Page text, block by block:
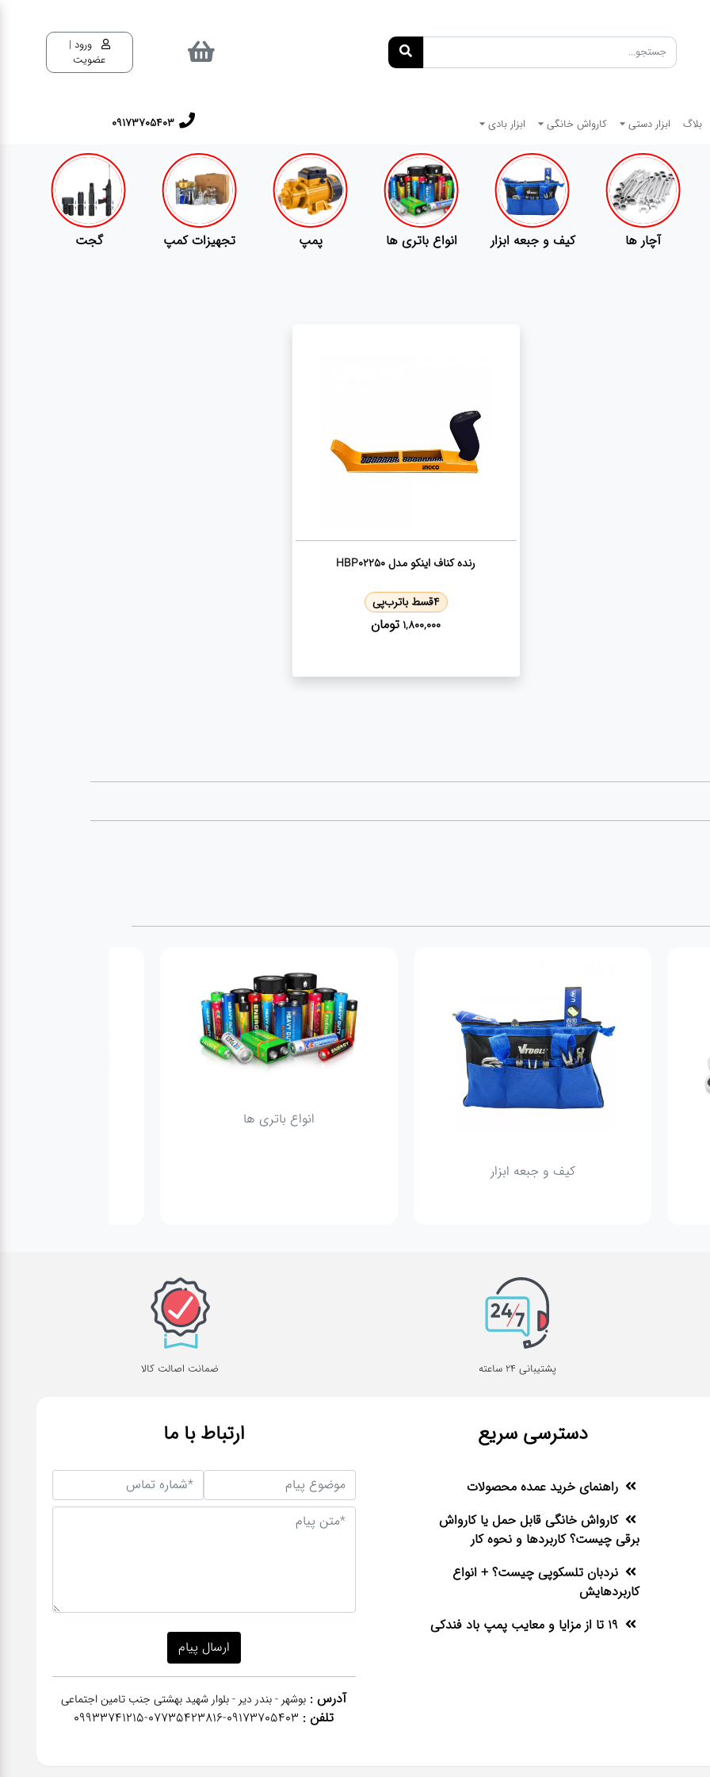
ورود |
عضویت
بلاگ ابزار دستی کارواش خانگی ابزار بادی ٠٩١٧٣٧٠٥٤٠٣
آچار ها کیف و جبعه ابزار انواع باتری ها پمپ تجهیزات کمپ گجت
رنده کناف اینکو مدل HBP02250
4قسط باترب‌پی
1,800,000 تومان
کیف و جبعه ابزار
انواع باتری ها
پشتیبانی 24 ساعته ضمانت اصالت کالا
دسترسی سریع
راهنمای خرید عمده محصولات
کارواش خانگی قابل حمل یا کارواش
برقی چیست؟ کاربردها و نحوه کار
نردبان تلسکوپی چیست؟ + انواع
کاربردهایش
19 تا از مزایا و معایب پمپ باد فندکی
ارتباط با ما
آدرس : بوشهر - بندر دیر - بلوار شهید بهشتی جنب تامین اجتماعی
تلفن : ٠٩١٧٣٧٠٥٤٠٣-07735423816-09933741215